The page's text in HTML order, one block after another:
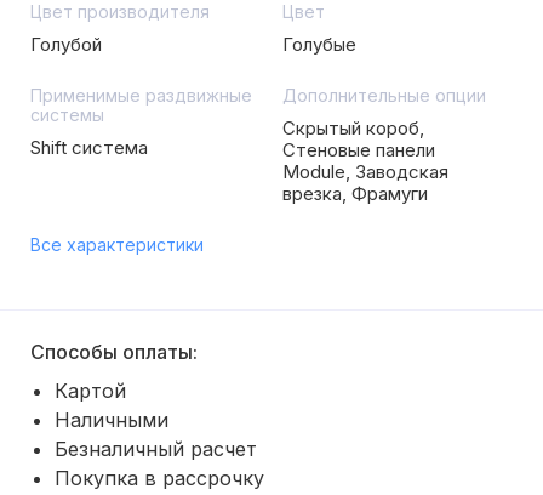
Цвет производителя
Голубой
Цвет
Голубые
Применимые раздвижные
системы
Shift система
Дополнительные опции
Скрытый короб,
Стеновые панели
Module, Заводская
врезка, Фрамуги
Все характеристики
Способы оплаты:
Картой
Наличными
Безналичный расчет
Покупка в рассрочку